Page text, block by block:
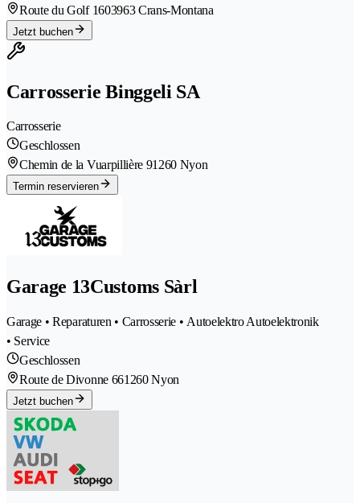
Route du Golf 1603963 Crans-Montana
Jetzt buchen
Carrosserie Binggeli SA
Carrosserie
Geschlossen
Chemin de la Vuarpillière 91260 Nyon
Termin reservieren
Garage 13Customs Sàrl
Garage • Reparaturen • Carrosserie • Autoelektro Autoelektronik
• Service
Geschlossen
Route de Divonne 661260 Nyon
Jetzt buchen